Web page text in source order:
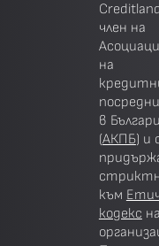
член на
на
в
(АКПБ) и
към
кодекс на